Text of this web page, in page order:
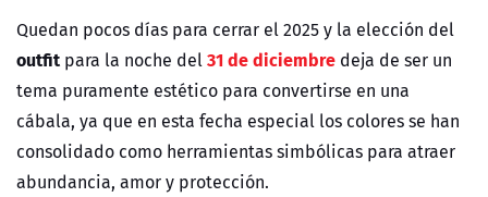
Quedan pocos días para cerrar el 2025 y la elección del
outfitpara la noche del31 de diciembre deja de ser un
tema puramente estético para convertirse en una
cábala, ya que en esta fecha especial los colores se han
consolidado como herramientas simbólicas para atraer
abundancia, amor y protección.